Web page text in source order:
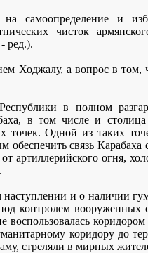
самоопределение и
чисток
ред.).
Ходжалу, а вопрос в
в полном
в том числе и столица
точек. Одной из таких
обеспечить связь
огня,
и о наличии
контролем вооруженных
коридору до
стреляли в мирных